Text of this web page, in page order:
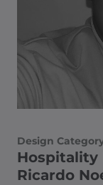
Design
Hospitality
Ricardo